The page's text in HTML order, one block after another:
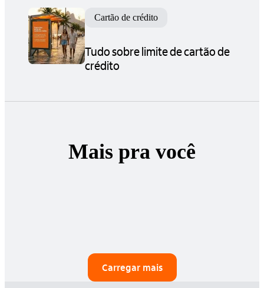
Cartão de crédito
Tudo sobre limite de cartão de
crédito
Mais pra você
Carregar mais